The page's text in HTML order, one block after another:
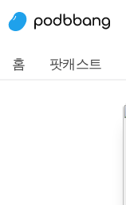
홈 팟캐스트